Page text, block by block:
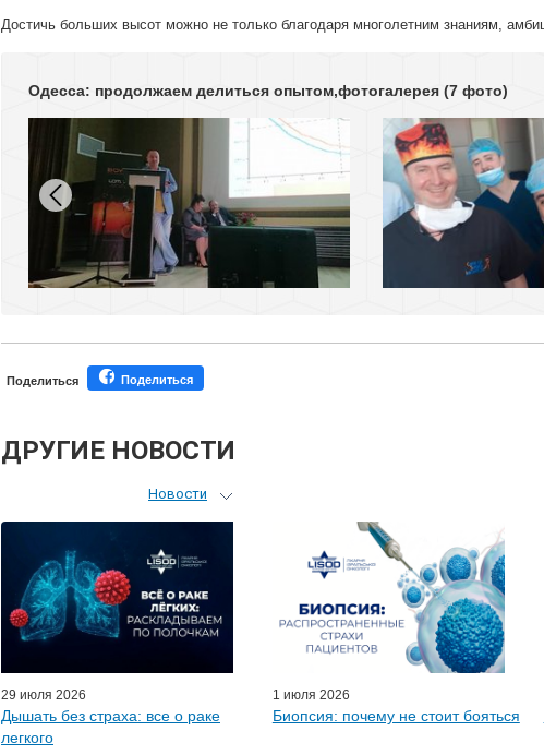
Достичь больших высот можно не только благодаря многолетним знаниям,
Одесса: продолжаем делиться опытом,фотогалерея (7 фото)
Поделиться Поделиться
ДРУГИЕ НОВОСТИ
Новости
Персональный гид
Мастер-классы для врачей
Почетные гости
Эфиры LISOD-онлайн
Наши партнеры
29 июля 2026
Дышать без страха: все о раке
легкого
1 июля 2026
Биопсия: почему не стоит бояться